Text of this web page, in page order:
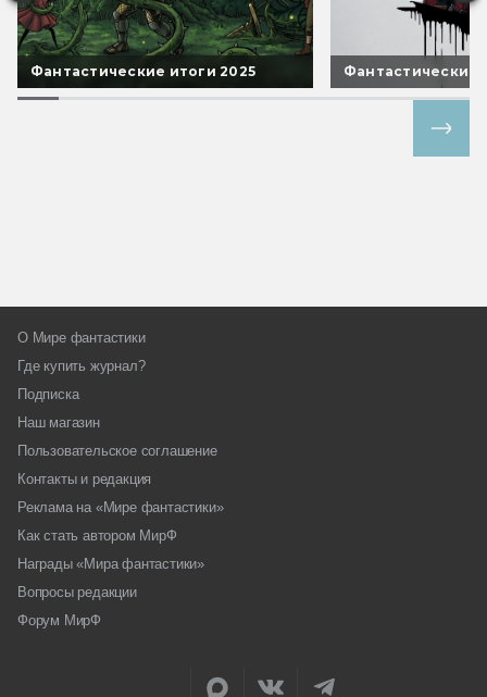
Фантастические итоги 2025 Фантастические
О Мире фантастики
Где купить журнал?
Подписка
Наш магазин
Пользовательское соглашение
Контакты и редакция
Реклама на «Мире фантастики»
Как стать автором МирФ
Награды «Мира фантастики»
Вопросы редакции
Форум МирФ